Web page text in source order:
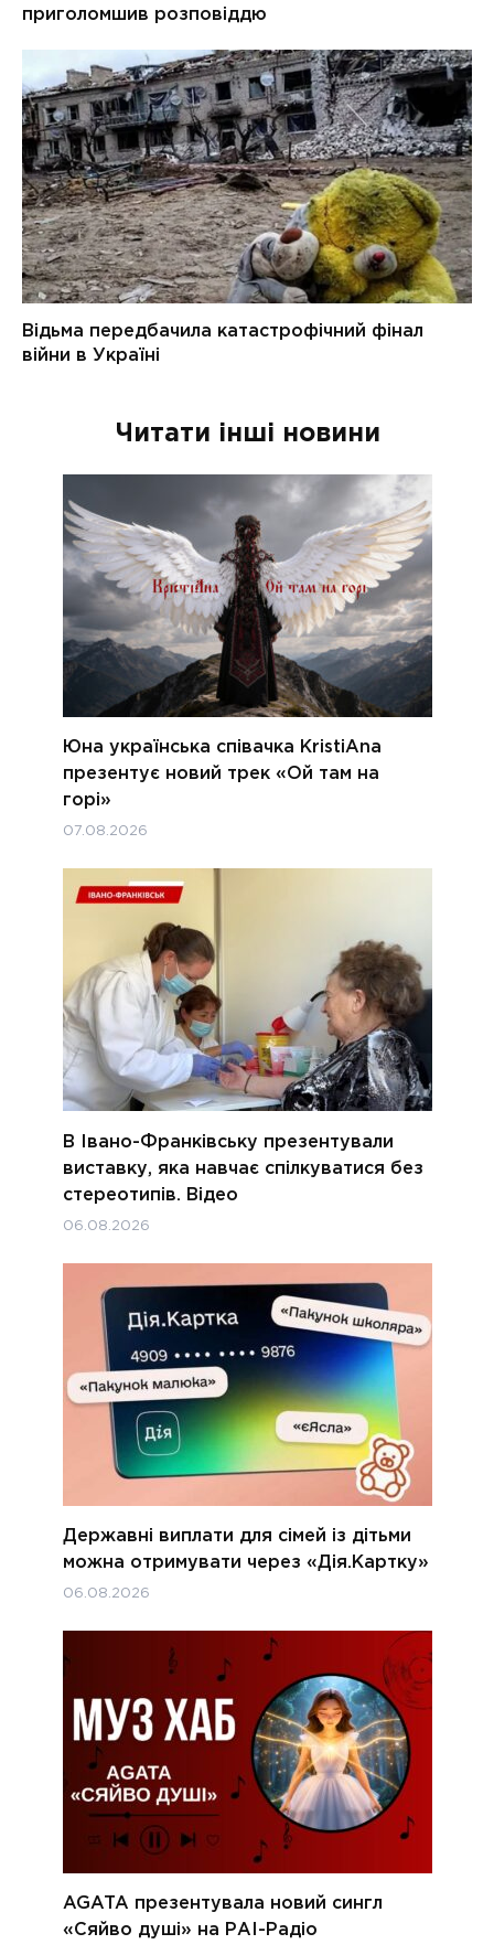
Читати інші новини
Юна українська співачка KristiAna
презентує новий трек «Ой там на
горі»
07.08.2026
В Івано-Франківську презентували
виставку, яка навчає спілкуватися без
стереотипів. Відео
06.08.2026
Державні виплати для сімей із дітьми
можна отримувати через «Дія.Картку»
06.08.2026
AGATA презентувала новий сингл
«Сяйво душі» на РАІ-Радіо